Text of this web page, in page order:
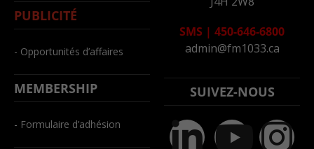
PUBLICITÉ
- Opportunités d’affaires
MEMBERSHIP
- Formulaire d’adhésion
SMS | 450-646-6800
admin@fm1033.ca
SUIVEZ-NOUS